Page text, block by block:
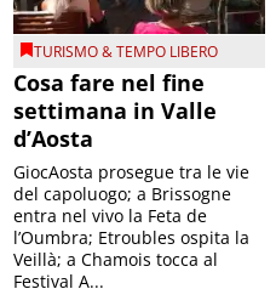
TURISMO & TEMPO LIBERO
Cosa fare nel fine
settimana in Valle
d’Aosta
GiocAosta prosegue tra le vie
del capoluogo; a Brissogne
entra nel vivo la Feta de
l’Oumbra; Etroubles ospita la
Veillà; a Chamois tocca al
Festival A...